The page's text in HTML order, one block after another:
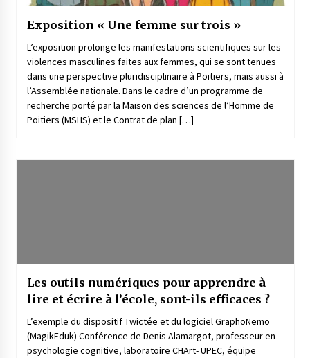
Exposition « Une femme sur trois »
L’exposition prolonge les manifestations scientifiques sur les
violences masculines faites aux femmes, qui se sont tenues
dans une perspective pluridisciplinaire à Poitiers, mais aussi à
l’Assemblée nationale. Dans le cadre d’un programme de
recherche porté par la Maison des sciences de l’Homme de
Poitiers (MSHS) et le Contrat de plan […]
Les outils numériques pour apprendre à
lire et écrire à l’école, sont-ils efficaces ?
L’exemple du dispositif Twictée et du logiciel GraphoNemo
(MagikEduk) Conférence de Denis Alamargot, professeur en
psychologie cognitive, laboratoire CHArt- UPEC, équipe